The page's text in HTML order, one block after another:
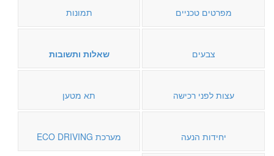
מפרטים טכניים תמונות
צבעים שאלות ותשובות
עצות לפני רכישה תא מטען
יחידות הנעה מערכת ECO DRIVING